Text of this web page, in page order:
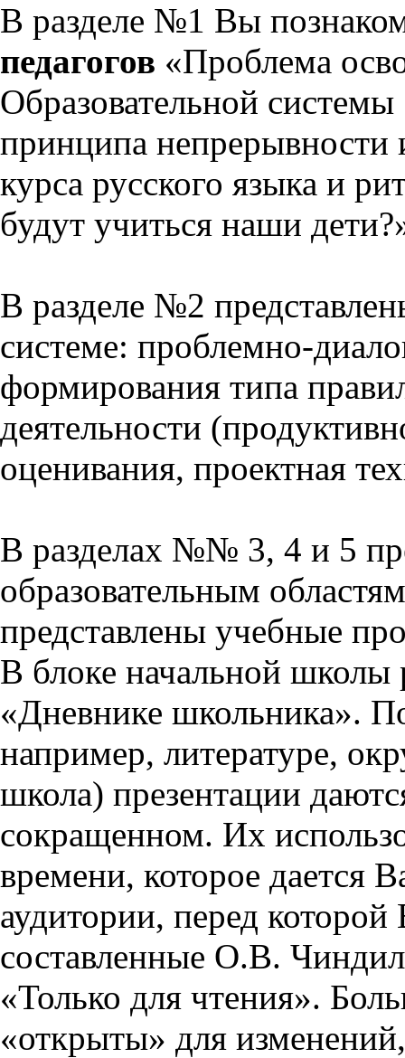
В разделе №1 Вы
педагогов «Проблема
Образовательной
принципа непрерывности
курса русского языка и
будут учиться наши
В разделе №2
системе: проблемно-
формирования типа
деятельности
оценивания, проектная
В разделах №№ 3, 4 и 5
образовательным
представлены учебные
В блоке начальной школы
«Дневнике школьника».
например, литературе,
школа) презентации
сокращенном. Их
времени, которое дается
аудитории, перед
составленные О.В.
«Только для чтения».
«открыты» для